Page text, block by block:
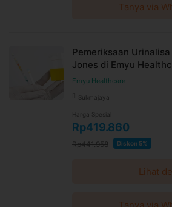
Tanya via
Pemeriksaan
Jones di Emyu
Emyu Healthcare
Sukmajaya
Harga Spesial
Rp419.860
Rp441.958 Diskon 5%
Lihat